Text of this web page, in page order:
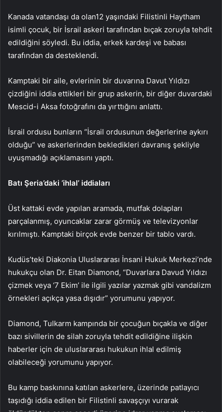
Kanada vatandaşı da olan12 yaşındaki Filistinli Haytham
isimli çocuk, bir İsrail askeri tarafından bıçak zoruyla tehdit
edildiğini söyledi. Bu iddia, erkek kardeşi ve babası
tarafından da desteklendi.
Kamptaki bir aile, evlerinin bir duvarına Davut Yıldızı
çizdiğini iddia ettikleri bir grup askerin, bir diğer duvardaki
Mescid-i Aksa fotoğrafını da yırttığını anlattı.
İsrail ordusu bunların “İsrail ordusunun değerlerine aykırı
olduğu” ve askerlerinden bekledikleri davranış şekliyle
uyuşmadığı açıklamasını yaptı.
Batı Şeria’daki ‘ihlal’ iddiaları
Üst kattaki evde yapılan aramada, mutfak dolapları
parçalanmış, oyuncaklar zarar görmüş ve televizyonlar
kırılmıştı. Kamptaki birçok evde benzer bir tablo vardı.
Kudüs’teki Diakonia Uluslararası İnsani Hukuk Merkezi’nde
hukukçu olan Dr. Eitan Diamond, “Duvarlara Davud Yıldızı
çizmek veya ‘7 Ekim’ ile ilgili yazılar yazmak gibi vandalizm
örnekleri açıkça yasa dışıdır” yorumunu yapıyor.
Diamond, Tulkarm kampında bir çocuğun bıçakla ve diğer
bazı sivillerin de silah zoruyla tehdit edildiğine ilişkin
haberler için de uluslararası hukukun ihlal edilmiş
olabileceği yorumunu yapıyor.
Bu kamp baskınına katılan askerlere, üzerinde patlayıcı
taşıdığı iddia edilen bir Filistinli savaşçıyı vurarak